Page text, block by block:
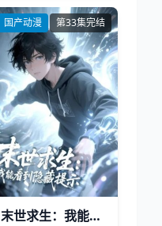
国产动漫 第33集完结
末世求生：我能看到隐藏提示